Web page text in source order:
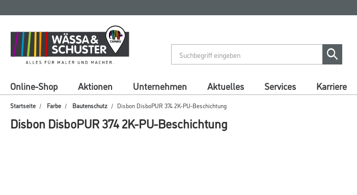
springen
springen
Online-Shop Aktionen Unternehmen Aktuelles Services Karriere
Startseite Farbe Bautenschutz Disbon DisboPUR 374 2K-PU-Beschichtung
Disbon DisboPUR 374 2K-PU-Beschichtung